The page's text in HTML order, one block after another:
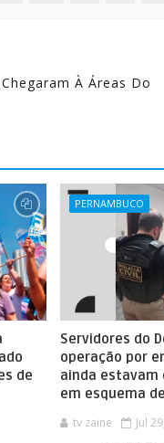
À Áreas Do
de
PERNAMBUCO
Servidores do
operação por
ainda estavam
em esquema
tv zaine Jul